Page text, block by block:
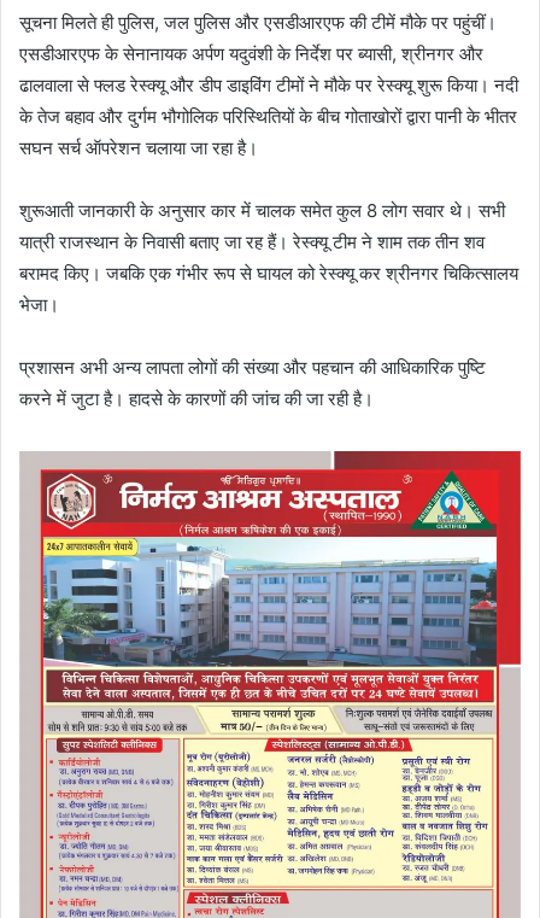
सूचना मिलते ही पुलिस, जल पुलिस और एसडीआरएफ की टीमें मौके पर पहुंचीं।
एसडीआरएफ के सेनानायक अर्पण यदुवंशी के निर्देश पर ब्यासी, श्रीनगर और
ढालवाला से फ्लड रेस्क्यू और डीप डाइविंग टीमों ने मौके पर रेस्क्यू शुरू किया। नदी
के तेज बहाव और दुर्गम भौगोलिक परिस्थितियों के बीच गोताखोरों द्वारा पानी के भीतर
सघन सर्च ऑपरेशन चलाया जा रहा है।
शुरूआती जानकारी के अनुसार कार में चालक समेत कुल 8 लोग सवार थे। सभी
यात्री राजस्थान के निवासी बताए जा रह हैं। रेस्क्यू टीम ने शाम तक तीन शव
बरामद किए। जबकि एक गंभीर रूप से घायल को रेस्क्यू कर श्रीनगर चिकित्सालय
भेजा।
प्रशासन अभी अन्य लापता लोगों की संख्या और पहचान की आधिकारिक पुष्टि
करने में जुटा है। हादसे के कारणों की जांच की जा रही है।